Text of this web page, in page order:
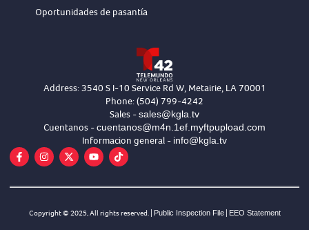
Oportunidades de pasantía
Address: 3540 S I-10 Service Rd W, Metairie, LA 70001
Phone: (504) 799-4242
Sales - sales@kgla.tv
Cuentanos - cuentanos@m4n.1ef.myftpupload.com
Informacion general - info@kgla.tv
Copyright © 2025, All rights reserved. | Public Inspection File| EEO Statement